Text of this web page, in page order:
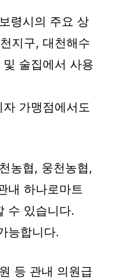
령시의 주요 상
지구, 대천해수
술집에서 사용
가맹점에서도
농협, 웅천농협,
내 하나로마트
수 있습니다.
능합니다.
등 관내 의원급